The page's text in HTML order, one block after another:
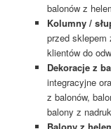
balonów z
Kolumny /
przed sklepem
klientów do
Dekoracje z
integracyjne
z balonów,
balony z
Balony z